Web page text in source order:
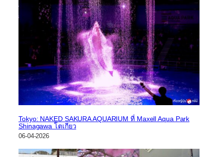
Tokyo: NAKED SAKURA AQUARIUM ที่ Maxell Aqua Park
Shinagawa โตเกียว
06-04-2026